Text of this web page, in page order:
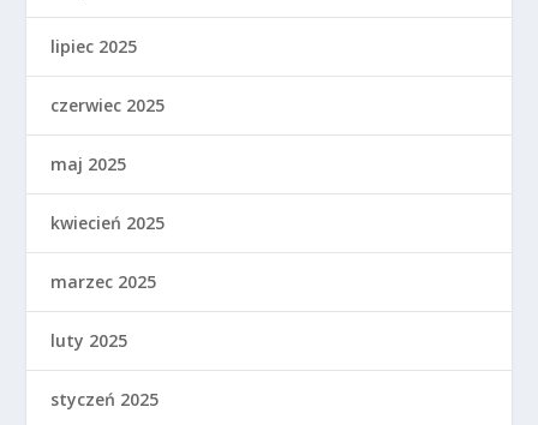
lipiec 2025
czerwiec 2025
maj 2025
kwiecień 2025
marzec 2025
luty 2025
styczeń 2025